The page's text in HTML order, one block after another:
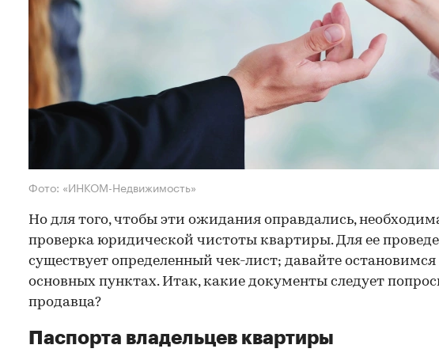
Фото: «ИНКОМ-Недвижимость»
Но для того, чтобы эти ожидания оправдались,
проверка юридической чистоты квартиры. Для ее
существует определенный чек-лист; давайте остановимся
основных пунктах. Итак, какие документы следует
продавца?
Паспорта владельцев квартиры